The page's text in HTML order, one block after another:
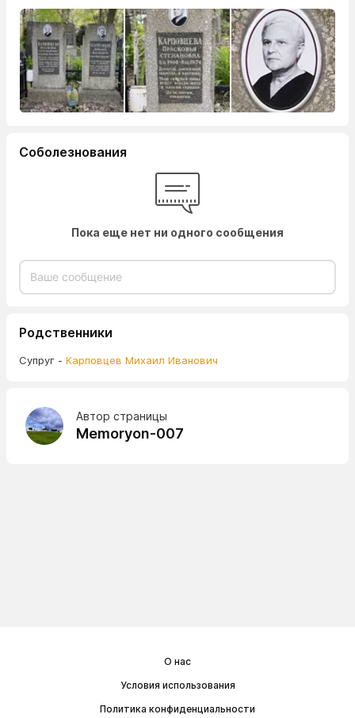
Соболезнования
Пока еще нет ни одного сообщения
Родственники
Супруг - Карповцев Михаил Иванович
Автор страницы
Memoryon-007
О нас
Условия использования
Политика конфиденциальности